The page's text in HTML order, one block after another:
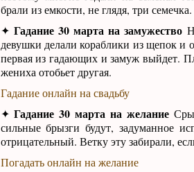
брали из емкости, не глядя, три
✦ Гадание 30 марта на замужество
девушки делали кораблики из щепок и
первая из гадающих и замуж выйдет.
жениха отобьет другая.
Гадание онлайн на свадьбу
✦Гадание 30 марта на желание
сильные брызги будут, задуманное
отрицательный. Ветку эту забирали,
Погадать онлайн на желание